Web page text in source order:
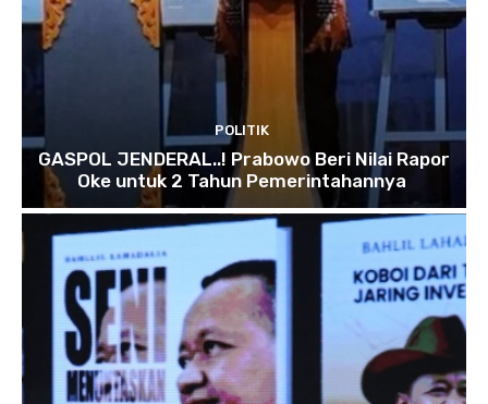
POLITIK
GASPOL JENDERAL..! Prabowo Beri Nilai Rapor
Oke untuk 2 Tahun Pemerintahannya